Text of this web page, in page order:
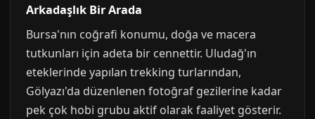
Arkadaşlık Bir Arada
Bursa'nın coğrafi konumu, doğa ve macera
tutkunları için adeta bir cennettir. Uludağ'ın
eteklerinde yapılan trekking turlarından,
Gölyazı'da düzenlenen fotoğraf gezilerine kadar
pek çok hobi grubu aktif olarak faaliyet gösterir.